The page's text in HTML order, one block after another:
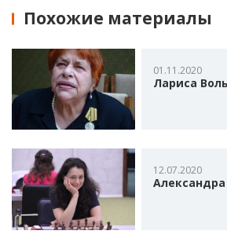
Похожие материалы
01.11.2020
Лариса
12.07.2020